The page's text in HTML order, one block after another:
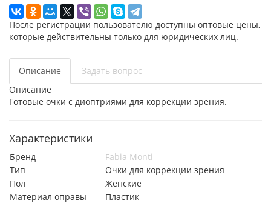
После регистрации пользователю доступны оптовые цены,
которые действительны только для юридических лиц.
Описание
Задать вопрос
Описание
Готовые очки с диоптриями для коррекции зрения.
Характеристики
Бренд
Fabia Monti
Тип
Очки для коррекции зрения
Пол
Женские
Материал оправы
Пластик